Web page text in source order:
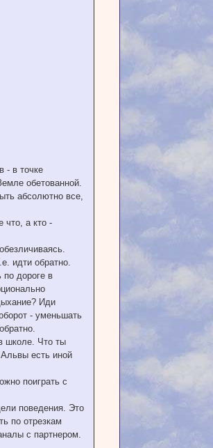
- в точке
обетованной.
абсолютно все,
что, а кто -
идти обратно.
дороге в
Иди
- уменьшать
школе. Что ты
есть иной
поиграть с
поведения. Это
по отрезкам
с партнером.